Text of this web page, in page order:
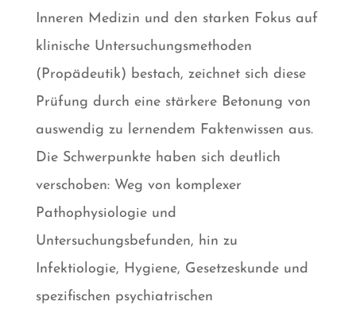
Inneren Medizin und den starken Fokus auf
klinische Untersuchungsmethoden
(Propädeutik) bestach, zeichnet sich diese
Prüfung durch eine stärkere Betonung von
auswendig zu lernendem Faktenwissen aus.
Die Schwerpunkte haben sich deutlich
verschoben: Weg von komplexer
Pathophysiologie und
Untersuchungsbefunden, hin zu
Infektiologie, Hygiene, Gesetzeskunde und
spezifischen psychiatrischen